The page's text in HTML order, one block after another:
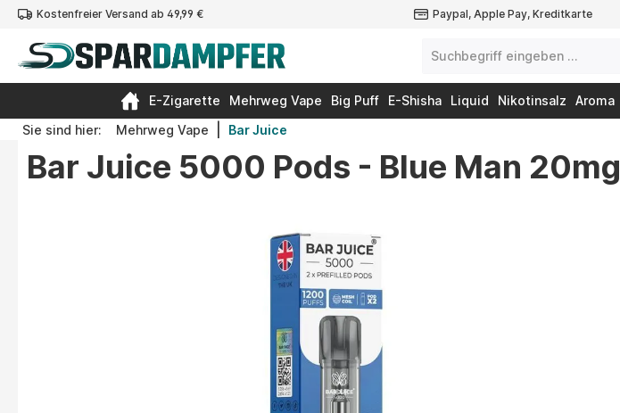
Zur Hauptnavigation springen
Kostenfreier Versand ab 49,99 € Paypal, Apple Pay, Kreditkarte
E-Zigarette Mehrweg Vape Big Puff E-Shisha Liquid Nikotinsalz Aroma
Sie sind hier:
Mehrweg Vape Bar Juice
Bar Juice 5000 Pods - Blue Man 20mg